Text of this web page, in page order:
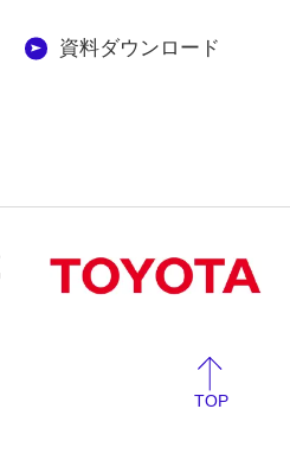
資料ダウンロード
TOP